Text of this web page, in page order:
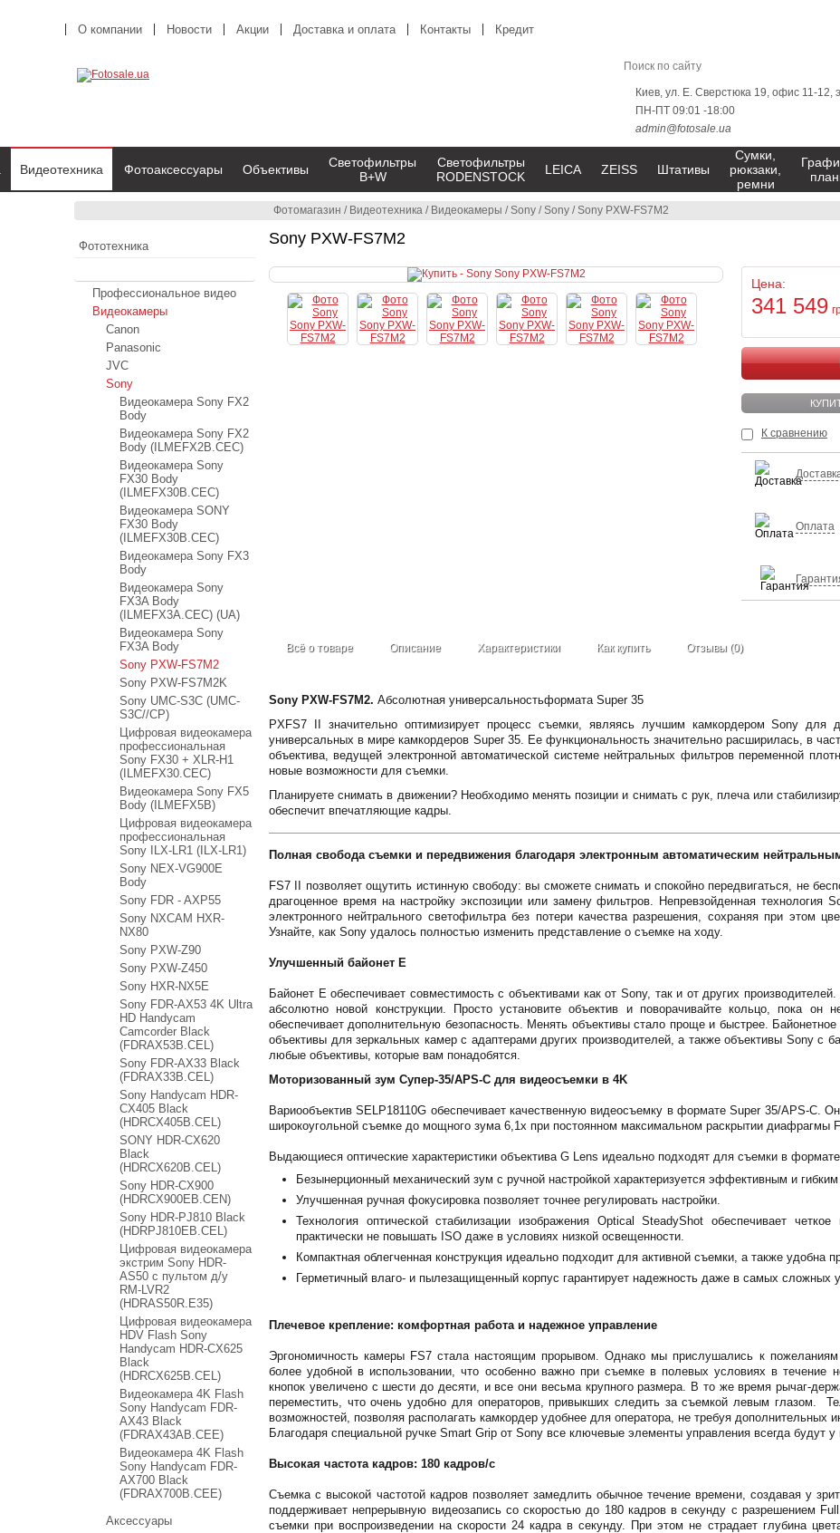
Фотомагазин / Видеотехника / Видеокамеры /Sony /Sony /Sony PXW-FS7M2
Sony PXW-FS7M2
Цена:
341 549
К сравнению
Оплата
Всё о товаре Описание Характеристики Как купить Отзывы (0)
Sony PXW-FS7M2. Абсолютная универсальностьформата Super 35
PXFS7 II значительно оптимизирует процесс съемки, являясь лучшим камкордером Sony для
универсальных в мире камкордеров Super 35. Ее функциональность значительно расширилась, в
объектива, ведущей электронной автоматической системе нейтральных фильтров переменной
новые возможности для съемки.
Планируете снимать в движении? Необходимо менять позиции и снимать с рук, плеча или
обеспечит впечатляющие кадры.
Полная свобода съемки и передвижения благодаря электронным автоматическим
FS7 II позволяет ощутить истинную свободу: вы сможете снимать и спокойно передвигаться, не
драгоценное время на настройку экспозиции или замену фильтров. Непревзойденная технология
электронного нейтрального светофильтра без потери качества разрешения, сохраняя при этом
Узнайте, как Sony удалось полностью изменить представление о съемке на ходу.
Улучшенный байонет E
Байонет E обеспечивает совместимость с объективами как от Sony, так и от других
абсолютно новой конструкции. Просто установите объектив и поворачивайте кольцо, пока он
обеспечивает дополнительную безопасность. Менять объективы стало проще и быстрее.
объективы для зеркальных камер с адаптерами других производителей, а также объективы Sony с
любые объективы, которые вам понадобятся.
Моторизованный зум Супер-35/APS-C для видеосъемки в 4K
Вариообъектив SELP18110G обеспечивает качественную видеосъемку в формате Super 35/APS-C.
широкоугольной съемке до мощного зума 6,1x при постоянном максимальном раскрытии диафрагмы
Выдающиеся оптические характеристики объектива G Lens идеально подходят для съемки в
Безынерционный механический зум с ручной настройкой характеризуется эффективным и
Улучшенная ручная фокусировка позволяет точнее регулировать настройки.
Технология оптической стабилизации изображения Optical SteadyShot обеспечивает
практически не повышать ISO даже в условиях низкой освещенности.
Компактная облегченная конструкция идеально подходит для активной съемки, а также удобна
Герметичный влаго- и пылезащищенный корпус гарантирует надежность даже в самых сложных
Плечевое крепление: комфортная работа и надежное управление
Эргономичность камеры FS7 стала настоящим прорывом. Однако мы прислушались к
более удобной в использовании, что особенно важно при съемке в полевых условиях в течение
кнопок увеличено с шести до десяти, и все они весьма крупного размера. В то же время рычаг-
переместить, что очень удобно для операторов, привыкших следить за съемкой левым глазом.
возможностей, позволяя располагать камкордер удобнее для оператора, не требуя дополнительных
Благодаря специальной ручке Smart Grip от Sony все ключевые элементы управления всегда будут у
Высокая частота кадров: 180 кадров/с
Съемка с высокой частотой кадров позволяет замедлить обычное течение времени, создавая у
поддерживает непрерывную видеозапись со скоростью до 180 кадров в секунду с разрешением
съемки при воспроизведении на скорости 24 кадра в секунду. При этом не страдает глубина
О компании Новости Акции Доставка и оплата Контакты Кредит
Киев, ул. Е. Сверстюка 19, офис 11-12,
ПН-ПТ 09:01 -18:00
admin@fotosale.ua
Видеотехника Фотоаксессуары Объективы
Светофильтры
B+W
Светофильтры
RODENSTOCK
LEICA ZEISS Штативы
Сумки,
рюкзаки,
ремни
Фототехника
Профессиональное видео
Видеокамеры
Canon
Panasonic
JVC
Sony
Видеокамера Sony FX2
Body
Видеокамера Sony FX2
Body (ILMEFX2B.CEC)
Видеокамера Sony
FX30 Body
(ILMEFX30B.CEC)
Видеокамера SONY
FX30 Body
(ILMEFX30B.CEC)
Видеокамера Sony FX3
Body
Видеокамера Sony
FX3A Body
(ILMEFX3A.CEC) (UA)
Видеокамера Sony
FX3A Body
Sony PXW-FS7M2
Sony PXW-FS7M2K
Sony UMC-S3C (UMC-
S3C//CP)
Цифровая видеокамера
профессиональная
Sony FX30 + XLR-H1
(ILMEFX30.CEC)
Видеокамера Sony FX5
Body (ILMEFX5B)
Цифровая видеокамера
профессиональная
Sony ILX-LR1 (ILX-LR1)
Sony NEX-VG900E
Body
Sony FDR - AXP55
Sony NXCAM HXR-
NX80
Sony PXW-Z90
Sony PXW-Z450
Sony HXR-NX5E
Sony FDR-AX53 4K Ultra
HD Handycam
Camcorder Black
(FDRAX53B.CEL)
Sony FDR-AX33 Black
(FDRAX33B.CEL)
Sony Handycam HDR-
CX405 Black
(HDRCX405B.CEL)
SONY HDR-CX620
Black
(HDRCX620B.CEL)
Sony HDR-CX900
(HDRCX900EB.CEN)
Sony HDR-PJ810 Black
(HDRPJ810EB.CEL)
Цифровая видеокамера
экстрим Sony HDR-
AS50 c пультом д/у
RM-LVR2
(HDRAS50R.E35)
Цифровая видеокамера
HDV Flash Sony
Handycam HDR-CX625
Black
(HDRCX625B.CEL)
Видеокамера 4K Flash
Sony Handycam FDR-
AX43 Black
(FDRAX43AB.CEE)
Видеокамера 4K Flash
Sony Handycam FDR-
AX700 Black
(FDRAX700B.CEE)
Аксессуары